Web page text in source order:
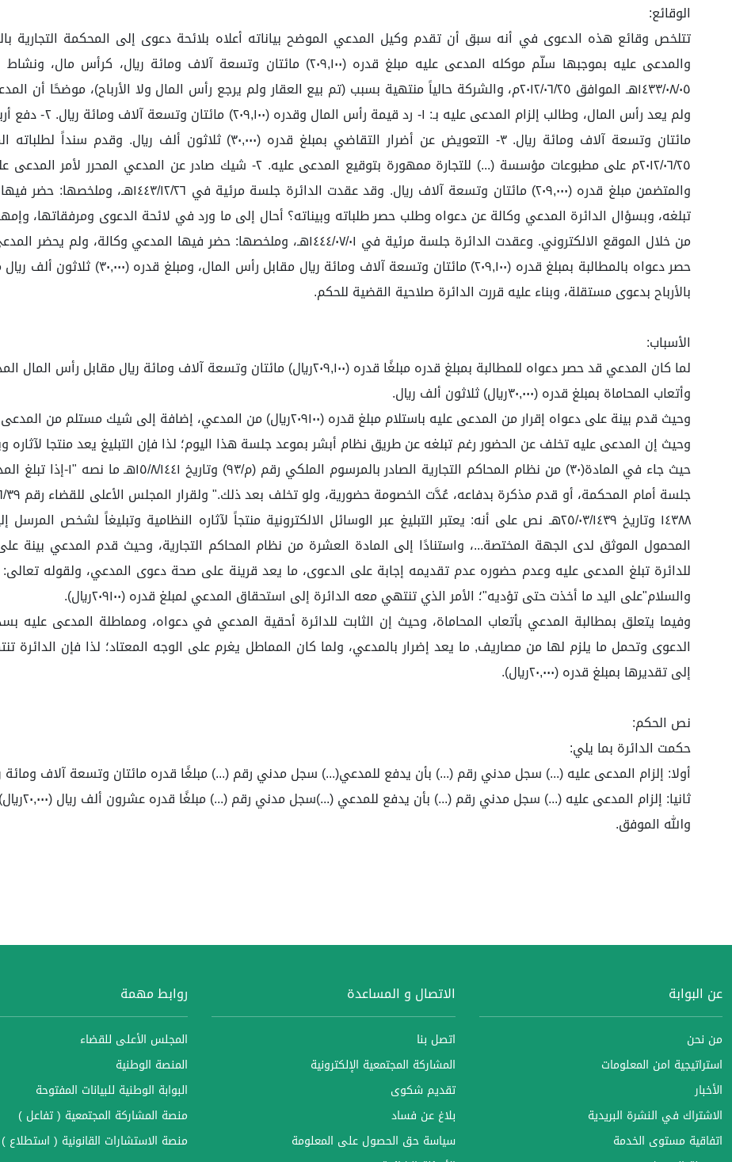
الوقائع:
تتلخص وقائع هذه الدعوى في أنه سبق أن تقدم وكيل المدعي الموضح بياناته أعلاه بلائحة دعوى إلى المحكمة التجارية
والمدعى عليه بموجبها سلّم موكله المدعى عليه مبلغ قدره (٢٠٩,١٠٠) مائتان
١٤٣٣/٠٨/٠٥هـ الموافق ٢٠١٢/٠٦/٢٥م، والشركة حالياً منتهية بسبب (تم بيع العقار ولم يرجع رأس المال ولا الأرباح)،
والمتضمن مبلغ قدره (٢٠٩,٠٠٠) مائتان وتسعة آلاف
تبلغه، وبسؤال الدائرة المدعي وكالة عن دعواه وطلب حصر طلباته وبيناته؟ أحال إلى ما ورد في لائحة الدعوى ومرفقاتها،
من خلال الموقع الالكتروني. وعقدت الدائرة جلسة مرئية في ١٤٤٤/٠٧/٠١هـ، وملخصها: حضر
حصر دعواه بالمطالبة بمبلغ قدره (٢٠٩,١٠٠)
بالأرباح بدعوى مستقلة، وبناء عليه قررت الدائرة صلاحية القضية للحكم.
الأسباب:
لما كان المدعي قد حصر دعواه للمطالبة بمبلغ قدره مبلغًا قدره (٢٠٩,١٠٠ريال) مائتان وتسعة آلاف ومائة ريال مقابل رأس المال المدفوع للمدعى عليه بحسب ما فصل في لائحة الدعوى.
وأتعاب المحاماة بمبلغ قدره (٣٠,٠٠٠ريال) ثلاثون ألف ريال.
وحيث قدم بينة على دعواه إقرار من المدعى عليه باستلام مبلغ قدره (٢٠٩١٠٠ريال) من المدعي، إضافة إلى شيك مستلم من المدعى عليه بمبلغ قدره (٢٠٩٠٠٠ريال).
وحيث إن المدعى عليه تخلف عن الحضور رغم تبلغه عن طريق نظام أبشر بموعد جلسة هذا اليوم؛ لذا فإن التبليغ يعد منتجا
حيث جاء في المادة(٣٠) من نظام
المحمول الموثق لدى الجهة المختصة...، واستنادًا إلى المادة العشرة من نظام المحاكم التجارية، وحيث قدم المدعي بينة
للدائرة تبلغ المدعى عليه وعدم حضوره عدم تقديمه إجابة على الدعوى، ما يعد قرينة على صحة دعوى المدعي، ولقوله تعالى:
والسلام"على اليد ما أخذت حتى تؤديه"؛ الأمر الذي تنتهي معه الدائرة إلى استحقاق المدعي لمبلغ قدره (٢٠٩١٠٠ريال).
وفيما يتعلق بمطالبة المدعي بأتعاب المحاماة، وحيث إن الثابت للدائرة أحقية المدعي في دعواه، ومماطلة المدعى
الدعوى وتحمل ما يلزم لها من مصاريف, ما يعد إضرار بالمدعي، ولما كان المماطل يغرم على الوجه المعتاد؛ لذا فإن
إلى تقديرها بمبلغ قدره (٢٠,٠٠٠ريال).
نص الحكم:
حكمت الدائرة بما يلي:
أولا: إلزام المدعى عليه (...) سجل مدني رقم (...) بأن يدفع للمدعي(...) سجل مدني رقم (...) مبلغًا قدره مائتان وتسعة آلاف ومائة ريال
ثانيا: إلزام المدعى عليه (...) سجل مدني رقم (...) بأن يدفع للمدعي (...)سجل مدني رقم (...) مبلغًا قدره عشرون ألف ريال (٢٠,٠٠٠ريال).
والله الموفق.
عن البوابة
من نحن
استراتيجية امن المعلومات
الأخبار
الاشتراك في النشرة البريدية
اتفاقية مستوى الخدمة
الاتصال و المساعدة
اتصل بنا
المشاركة المجتمعية الإلكترونية
تقديم شكوى
بلاغ عن فساد
سياسة حق الحصول على المعلومة
روابط مهمة
المجلس الأعلى للقضاء
المنصة الوطنية
البوابة الوطنية للبيانات المفتوحة
منصة المشاركة المجتمعية ( تفاعل )
منصة الاستشارات القانونية ( استطلاع )